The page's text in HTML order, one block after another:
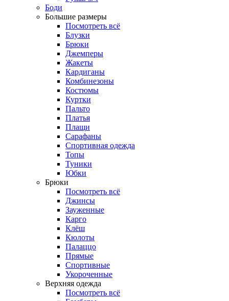
Боди
Большие размеры
Посмотреть всё
Блузки
Брюки
Джемперы
Жакеты
Кардиганы
Комбинезоны
Костюмы
Куртки
Пальто
Платья
Плащи
Сарафаны
Спортивная одежда
Топы
Туники
Юбки
Брюки
Посмотреть всё
Джинсы
Зауженные
Карго
Клёш
Кюлоты
Палаццо
Прямые
Спортивные
Укороченные
Верхняя одежда
Посмотреть всё